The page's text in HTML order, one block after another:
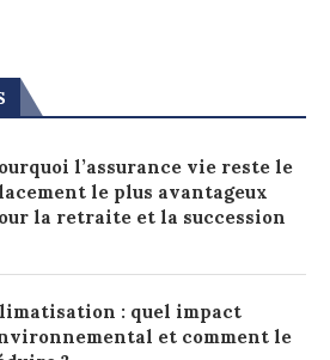
l’assurance vie reste le
le plus avantageux
la retraite et la succession
: quel impact
et comment le